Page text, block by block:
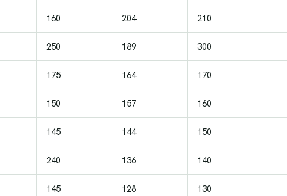
160 204 210
250 189 300
175 164 170
150 157 160
145 144 150
240 136 140
145 128 130